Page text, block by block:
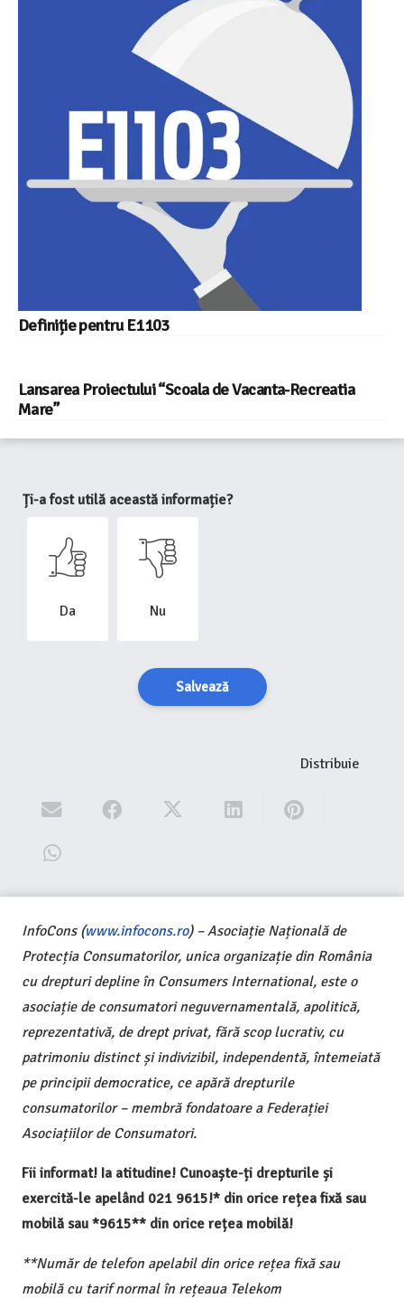
Definiție pentru E1103
Lansarea Proiectului “Scoala de Vacanta-Recreatia
Mare”
Ți-a fost utilă această informație?
Da Nu
Salvează
Distribuie
InfoCons (www.infocons.ro) – Asociație Națională de
Protecția Consumatorilor, unica organizație din România
cu drepturi depline în Consumers International, este o
asociație de consumatori neguvernamentală, apolitică,
reprezentativă, de drept privat, fără scop lucrativ, cu
patrimoniu distinct și indivizibil, independentă, întemeiată
pe principii democratice, ce apără drepturile
consumatorilor – membră fondatoare a Federației
Asociațiilor de Consumatori.
Fii informat! Ia atitudine! Cunoaște-ți drepturile și
exercită-le apelând 021 9615!* din orice rețea fixă sau
mobilă sau *9615** din orice rețea mobilă!
**Număr de telefon apelabil din orice rețea fixă sau
mobilă cu tarif normal în rețeaua Telekom